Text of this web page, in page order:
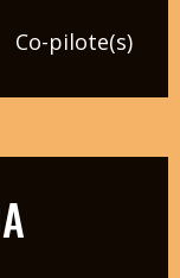
Co-pilote(s)